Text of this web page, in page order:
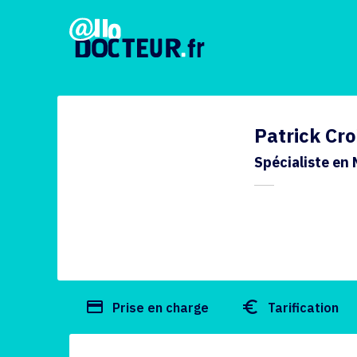
Patrick
Spécialiste en
payment Prise en charge euro_symbol Tarification